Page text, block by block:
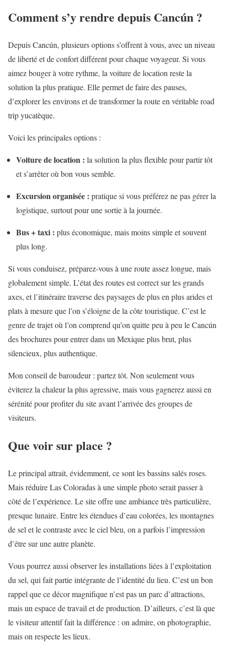
Comment s’y rendre depuis Cancún ?
Depuis Cancún, plusieurs options s’offrent à vous, avec un niveau
de liberté et de confort différent pour chaque voyageur. Si vous
aimez bouger à votre rythme, la voiture de location reste la
solution la plus pratique. Elle permet de faire des pauses,
d’explorer les environs et de transformer la route en véritable road
trip yucatèque.
Voici les principales options :
Voiture de location : la solution la plus flexible pour partir tôt
et s’arrêter où bon vous semble.
Excursion organisée : pratique si vous préférez ne pas gérer la
logistique, surtout pour une sortie à la journée.
Bus + taxi : plus économique, mais moins simple et souvent
plus long.
Si vous conduisez, préparez-vous à une route assez longue, mais
globalement simple. L’état des routes est correct sur les grands
axes, et l’itinéraire traverse des paysages de plus en plus arides et
plats à mesure que l’on s’éloigne de la côte touristique. C’est le
genre de trajet où l’on comprend qu’on quitte peu à peu le Cancún
des brochures pour entrer dans un Mexique plus brut, plus
silencieux, plus authentique.
Mon conseil de baroudeur : partez tôt. Non seulement vous
éviterez la chaleur la plus agressive, mais vous gagnerez aussi en
sérénité pour profiter du site avant l’arrivée des groupes de
visiteurs.
Que voir sur place ?
Le principal attrait, évidemment, ce sont les bassins salés roses.
Mais réduire Las Coloradas à une simple photo serait passer à
côté de l’expérience. Le site offre une ambiance très particulière,
presque lunaire. Entre les étendues d’eau colorées, les montagnes
de sel et le contraste avec le ciel bleu, on a parfois l’impression
d’être sur une autre planète.
Vous pourrez aussi observer les installations liées à l’exploitation
du sel, qui fait partie intégrante de l’identité du lieu. C’est un bon
rappel que ce décor magnifique n’est pas un parc d’attractions,
mais un espace de travail et de production. D’ailleurs, c’est là que
le visiteur attentif fait la différence : on admire, on photographie,
mais on respecte les lieux.